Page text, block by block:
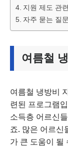
지원 제도 관
자주 묻는 질
여름철
여름철 냉방비
련된 프로그램
소득층 어르신
죠. 많은 어르신
가 큰 도움이 될